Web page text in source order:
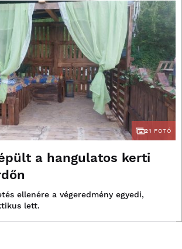
21 FOTÓ
a hangulatos kerti
ellenére a végeredmény egyedi,
lett.